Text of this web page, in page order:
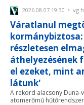
2026.08.07 19:30 •
Váratlanul
részletesen
áthelyezésének
el ezeket, mint
látunk'
A rekord alacsony
atomerőmű